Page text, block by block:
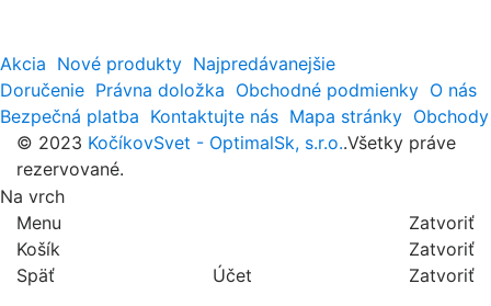
Akcia Nové produkty Najpredávanejšie
Doručenie Právna doložka Obchodné podmienky O nás
Bezpečná platba Kontaktujte nás Mapa stránky Obchody
© 2023 KočíkovSvet - OptimalSk, s.r.o..Všetky práve
rezervované.
Na vrch
Menu
Zatvoriť
Košík
Zatvoriť
Späť
Účet
Zatvoriť